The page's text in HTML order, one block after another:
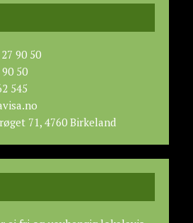
90 50
50
545
71, 4760 Birkeland